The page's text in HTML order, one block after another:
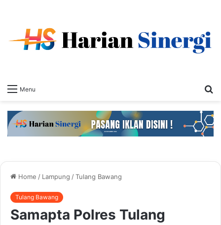
Menu
Home / Lampung /Tulang Bawang
Tulang Bawang
Samapta Polres Tulang